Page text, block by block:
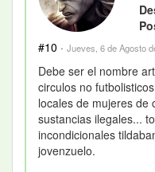
#10 · Jueves, 6 de Agosto
Debe ser el nombre
circulos no
locales de mujeres de
sustancias ilegales...
incondicionales
jovenzuelo.